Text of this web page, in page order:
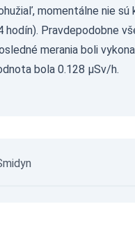
momentálne nie
hodín). Pravdepodobne
merania boli
bola 0.128 µSv/h.